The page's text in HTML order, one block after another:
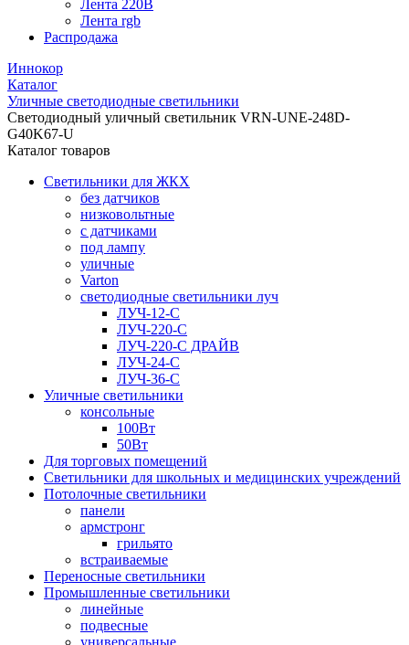
Лента 220В
Лента rgb
Распродажа
Иннокор
Каталог
Уличные светодиодные светильники
Светодиодный уличный светильник VRN-UNE-248D-
G40K67-U
Каталог товаров
Светильники для ЖКХ
без датчиков
низковольтные
с датчиками
под лампу
уличные
Varton
светодиодные светильники луч
ЛУЧ-12-С
ЛУЧ-220-С
ЛУЧ-220-С ДРАЙВ
ЛУЧ-24-С
ЛУЧ-36-С
Уличные светильники
консольные
100Вт
50Вт
Для торговых помещений
Светильники для школьных и медицинских учреждений
Потолочные светильники
панели
армстронг
грильято
встраиваемые
Переносные светильники
Промышленные светильники
линейные
подвесные
универсальные